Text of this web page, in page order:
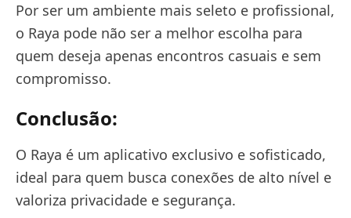
Por ser um ambiente mais seleto e profissional,
o Raya pode não ser a melhor escolha para
quem deseja apenas encontros casuais e sem
compromisso.
Conclusão:
O Raya é um aplicativo exclusivo e sofisticado,
ideal para quem busca conexões de alto nível e
valoriza privacidade e segurança.